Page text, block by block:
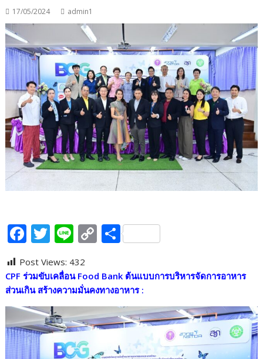
17/05/2024 admin1
F
ac
e
b
o
o
k
T
w
itt
er
Li
n
e
C
o
p
y
Li
n
k
S
h
ar
e
Post Views: 432
CPFร่วมขับเคลื่อน Food Bank ต้นแบบการบริหารจัดการอาหาร
ส่วนเกิน สร้างความมั่นคงทางอาหาร :